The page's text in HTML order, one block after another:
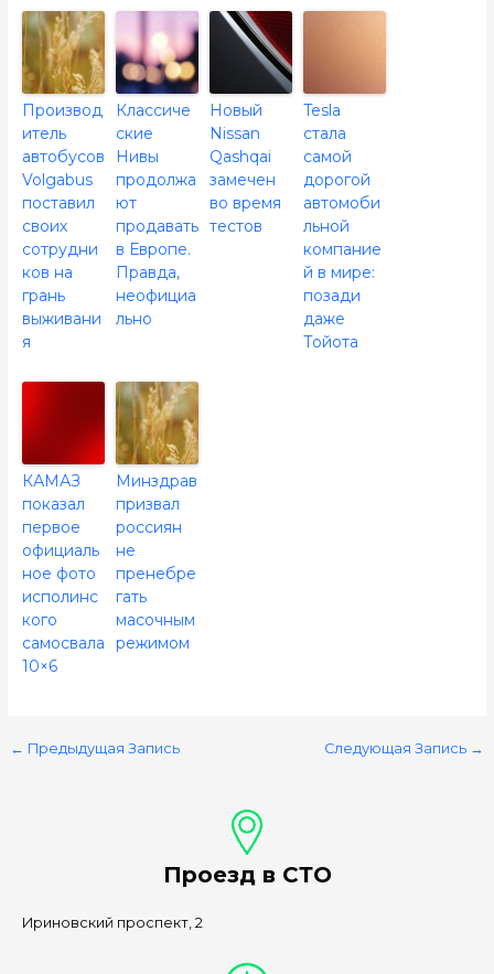
Производ
итель
автобусов
Volgabus
поставил
своих
сотрудни
ков на
грань
выживани
я
Классиче
ские
Нивы
продолжа
ют
продавать
в Европе.
Правда,
неофициа
льно
Новый
Nissan
Qashqai
замечен
во время
тестов
Tesla
стала
самой
дорогой
автомоби
льной
компание
й в мире:
позади
даже
Тойота
КАМАЗ
показал
первое
официаль
ное фото
исполинс
кого
самосвала
10×6
Минздрав
призвал
россиян
не
пренебре
гать
масочным
режимом
← Предыдущая Запись Следующая Запись →
Проезд в СТО
Ириновский проспект, 2